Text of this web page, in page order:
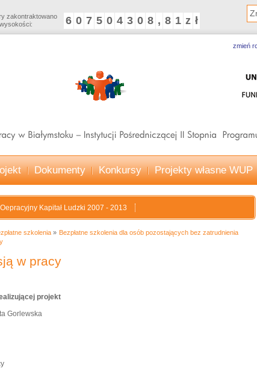
zakontraktowano
6 0 7 5 0 4 3 0 8 , 8 1 z ł
zmień
Dokumenty Konkursy Projekty własne WUP
Kapitał Ludzki 2007 - 2013
szkolenia
Bezpłatne szkolenia dla osób pozostających bez zatrudnienia
w pracy
projekt
Gorlewska